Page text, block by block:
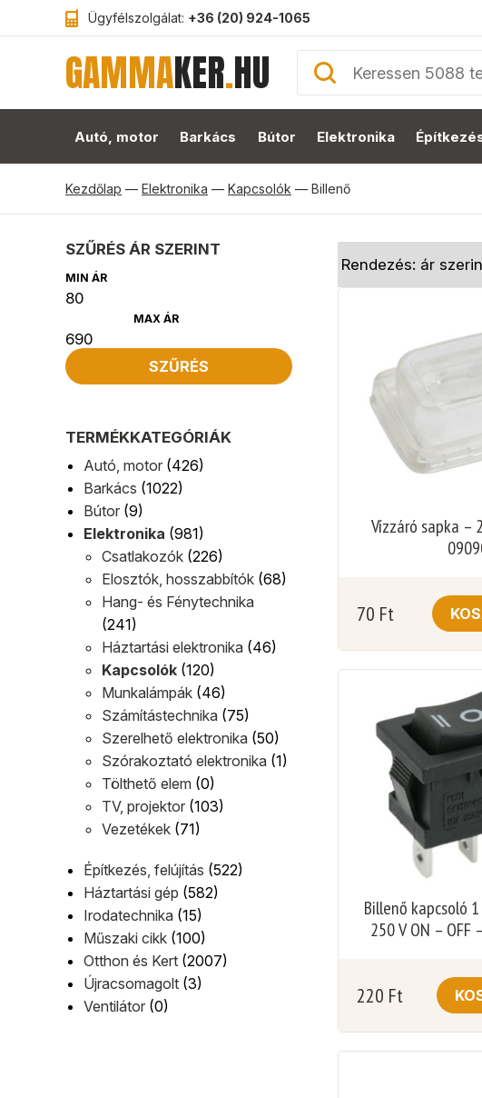
Ügyfélszolgálat: +36 (20) 924-1065
GAMMAKER.HU
Autó, motor Barkács Bútor Elektronika
Kezdőlap — Elektronika — Kapcsolók — Billenő
SZŰRÉS ÁR SZERINT
MIN ÁR
MAX ÁR
SZŰRÉS
TERMÉKKATEGÓRIÁK
Autó, motor (426)
Barkács (1022)
Bútor (9)
Elektronika (981)
Csatlakozók (226)
Elosztók, hosszabbítók (68)
Hang- és Fénytechnika
(241)
Háztartási elektronika (46)
Kapcsolók (120)
Munkalámpák (46)
Számítástechnika (75)
Szerelhető elektronika (50)
Szórakoztató elektronika (1)
Tölthető elem (0)
TV, projektor (103)
Vezetékek (71)
Építkezés, felújítás (522)
Háztartási gép (582)
Irodatechnika (15)
Műszaki cikk (100)
Otthon és Kert (2007)
Újracsomagolt (3)
Ventilátor (0)
Vízzáró sapka –
70 Ft
Billenő kapcsoló
250 V ON – OFF
220 Ft